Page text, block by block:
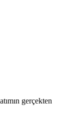
gerçekten